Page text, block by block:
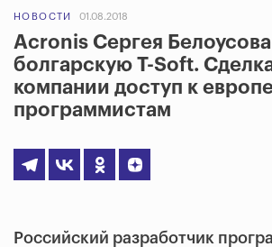
НОВОСТИ 01.08.2018
Acronis Сергея
болгарскую T-Soft.
компании доступ к
программистам
Российский разработчик